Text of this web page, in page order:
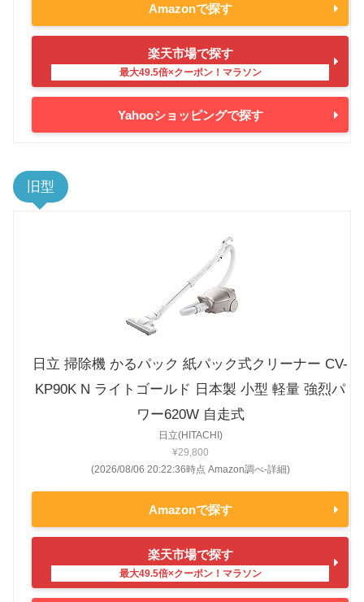
Amazonで探す
楽天市場で探す
Yahooショッピングで探す
旧型
日立 掃除機 かるパック 紙パック式クリーナー CV-
KP90K N ライトゴールド 日本製 小型 軽量 強烈パ
ワー620W 自走式
日立(HITACHI)
¥29,800
(2026/08/06 20:22:36時点 Amazon調べ-詳細)
Amazonで探す
楽天市場で探す